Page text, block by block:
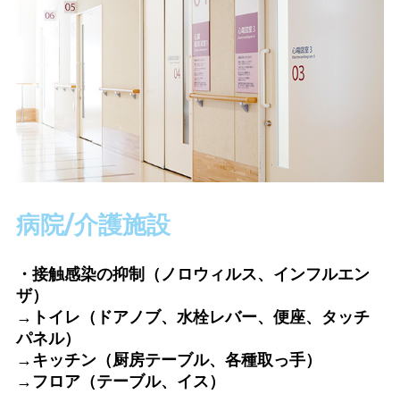
病院/介護施設
・接触感染の抑制（ノロウィルス、インフルエン
ザ）
→トイレ（ドアノブ、水栓レバー、便座、タッチ
パネル）
→キッチン（厨房テーブル、各種取っ手）
→フロア（テーブル、イス）